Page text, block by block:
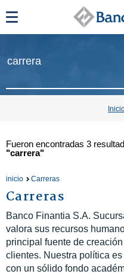
Fueron encontradas 3
"carrera"
inicio Carreras
Carreras
Banco Finantia S.A.
valora sus recursos
principal fuente de
clientes. Nuestra política
con un sólido fondo